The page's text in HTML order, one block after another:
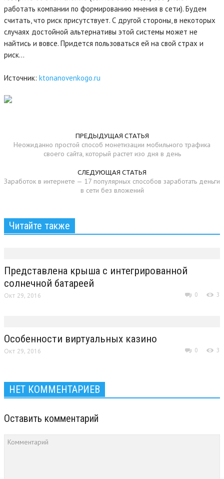
работать компании по формированию мнения в сети). Будем
считать, что риск присутствует. С другой стороны, в некоторых
случаях достойной альтернативы этой системы может не
найтись и вовсе. Придется пользоваться ей на свой страх и
риск…
Источник: ktonanovenkogo.ru
ПРЕДЫДУЩАЯ СТАТЬЯ
Неожиданно простой способ монетизации мобильного трафика
своего сайта, который растет изо дня в день
СЛЕДУЮЩАЯ СТАТЬЯ
Заработок в интернете — 17 популярных способов заработать деньги
в сети без вложений
Читайте также
Представлена крыша с интегрированной
солнечной батареей
Окт 29, 2016 0 3
Особенности виртуальных казино
Окт 29, 2016 0 3
НЕТ КОММЕНТАРИЕВ
Оставить комментарий